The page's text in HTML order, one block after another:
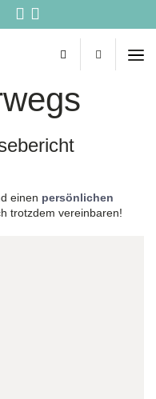
einen persönlichen
trotzdem vereinbaren!